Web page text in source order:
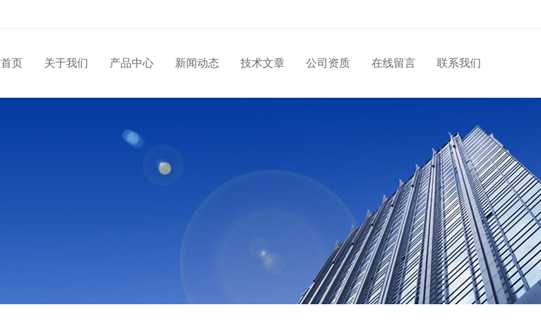
页 关于我们 产品中心 新闻动态 技术文章 公司资质 在线留言 联系我们